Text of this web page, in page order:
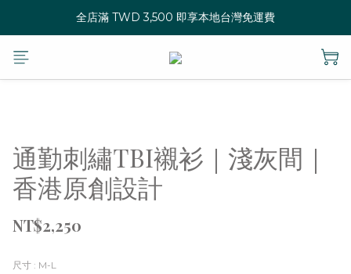
全店滿 TWD 3,500 即享本地台灣免運費
通勤刺繡TBI襯衫｜淺灰間｜
香港原創設計
NT$2,250
尺寸 : M-L